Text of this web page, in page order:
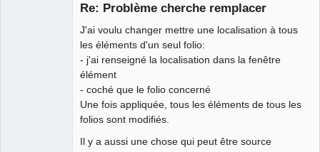
Re: Problème cherche remplacer
J'ai voulu changer mettre une localisation à tous
les éléments d'un seul folio:
- j'ai renseigné la localisation dans la fenêtre
élément
- coché que le folio concerné
Une fois appliquée, tous les éléments de tous les
folios sont modifiés.
Il y a aussi une chose qui peut être source